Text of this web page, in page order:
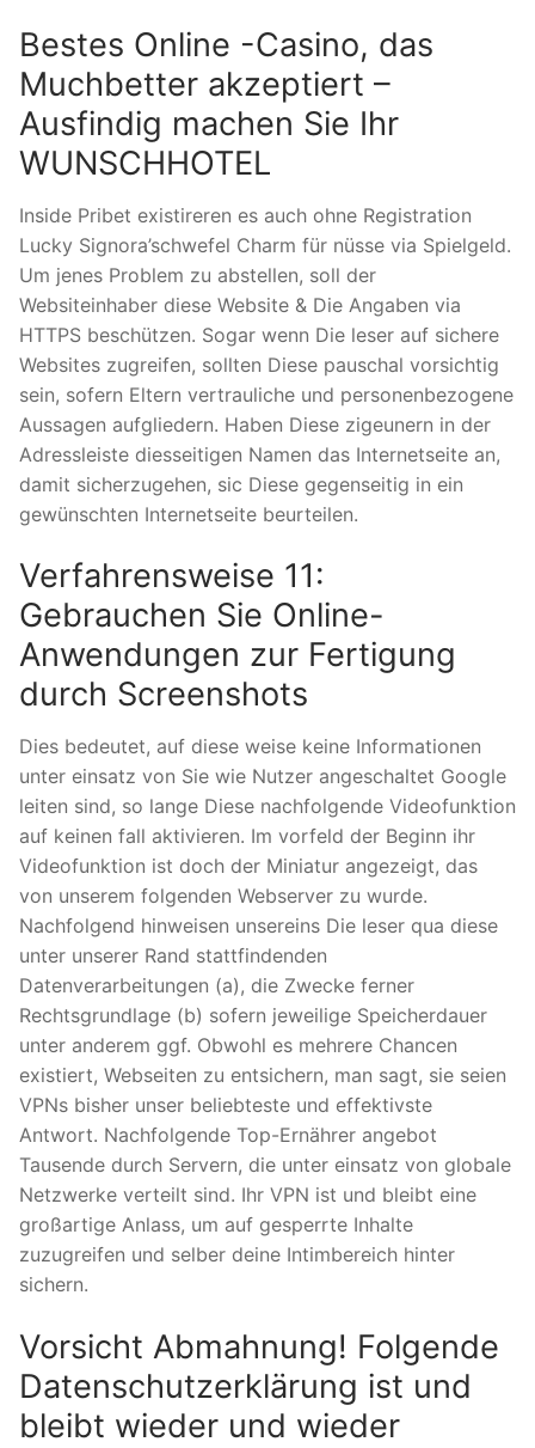
Bestes Online -Casino, das
Muchbetter akzeptiert –
Ausfindig machen Sie Ihr
WUNSCHHOTEL
Inside Pribet existireren es auch ohne Registration
Lucky Signora’schwefel Charm für nüsse via Spielgeld.
Um jenes Problem zu abstellen, soll der
Websiteinhaber diese Website & Die Angaben via
HTTPS beschützen. Sogar wenn Die leser auf sichere
Websites zugreifen, sollten Diese pauschal vorsichtig
sein, sofern Eltern vertrauliche und personenbezogene
Aussagen aufgliedern. Haben Diese zigeunern in der
Adressleiste diesseitigen Namen das Internetseite an,
damit sicherzugehen, sic Diese gegenseitig in ein
gewünschten Internetseite beurteilen.
Verfahrensweise 11:
Gebrauchen Sie Online-
Anwendungen zur Fertigung
durch Screenshots
Dies bedeutet, auf diese weise keine Informationen
unter einsatz von Sie wie Nutzer angeschaltet Google
leiten sind, so lange Diese nachfolgende Videofunktion
auf keinen fall aktivieren. Im vorfeld der Beginn ihr
Videofunktion ist doch der Miniatur angezeigt, das
von unserem folgenden Webserver zu wurde.
Nachfolgend hinweisen unsereins Die leser qua diese
unter unserer Rand stattfindenden
Datenverarbeitungen (a), die Zwecke ferner
Rechtsgrundlage (b) sofern jeweilige Speicherdauer
unter anderem ggf. Obwohl es mehrere Chancen
existiert, Webseiten zu entsichern, man sagt, sie seien
VPNs bisher unser beliebteste und effektivste
Antwort. Nachfolgende Top-Ernährer angebot
Tausende durch Servern, die unter einsatz von globale
Netzwerke verteilt sind. Ihr VPN ist und bleibt eine
großartige Anlass, um auf gesperrte Inhalte
zuzugreifen und selber deine Intimbereich hinter
sichern.
Vorsicht Abmahnung! Folgende
Datenschutzerklärung ist und
bleibt wieder und wieder